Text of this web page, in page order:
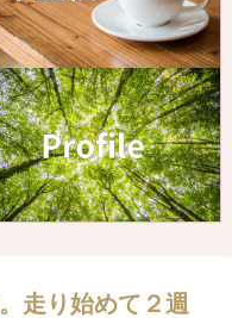
走り始めて２週